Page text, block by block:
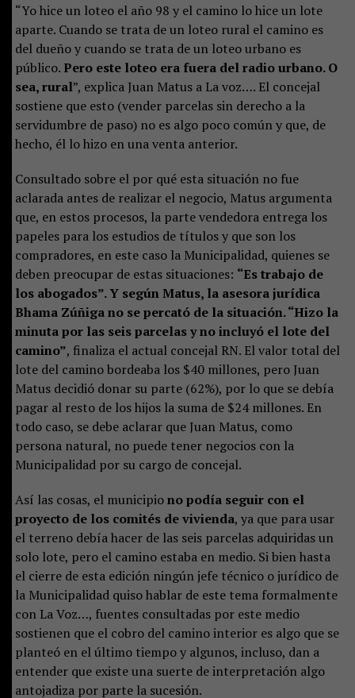
“Yo hice un loteo el año 98 y el camino lo hice un lote
aparte. Cuando se trata de un loteo rural el camino es
del dueño y cuando se trata de un loteo urbano es
público. Pero este loteo era fuera del radio urbano. O
sea, rural”, explica Juan Matus a La voz…. El concejal
sostiene que esto (vender parcelas sin derecho a la
servidumbre de paso) no es algo poco común y que, de
hecho, él lo hizo en una venta anterior.
Consultado sobre el por qué esta situación no fue
aclarada antes de realizar el negocio, Matus argumenta
que, en estos procesos, la parte vendedora entrega los
papeles para los estudios de títulos y que son los
compradores, en este caso la Municipalidad, quienes se
deben preocupar de estas situaciones: “Es trabajo de
los abogados”. Y según Matus, la asesora jurídica
Bhama Zúñiga no se percató de la situación. “Hizo la
minuta por las seis parcelas y no incluyó el lote del
camino”, finaliza el actual concejal RN. El valor total del
lote del camino bordeaba los $40 millones, pero Juan
Matus decidió donar su parte (62%), por lo que se debía
pagar al resto de los hijos la suma de $24 millones. En
todo caso, se debe aclarar que Juan Matus, como
persona natural, no puede tener negocios con la
Municipalidad por su cargo de concejal.
Así las cosas, el municipiono podía seguir con el
proyecto de los comités de vivienda, ya que para usar
el terreno debía hacer de las seis parcelas adquiridas un
solo lote, pero el camino estaba en medio. Si bien hasta
el cierre de esta edición ningún jefe técnico o jurídico de
la Municipalidad quiso hablar de este tema formalmente
con La Voz…, fuentes consultadas por este medio
sostienen que el cobro del camino interior es algo que se
planteó en el último tiempo y algunos, incluso, dan a
entender que existe una suerte de interpretación algo
antojadiza por parte la sucesión.